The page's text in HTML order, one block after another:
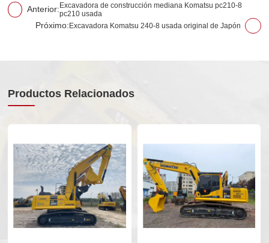
Anterior:Excavadora de construcción mediana Komatsu pc210-8
pc210 usada
Próximo: Excavadora Komatsu 240-8 usada original de Japón
Productos Relacionados